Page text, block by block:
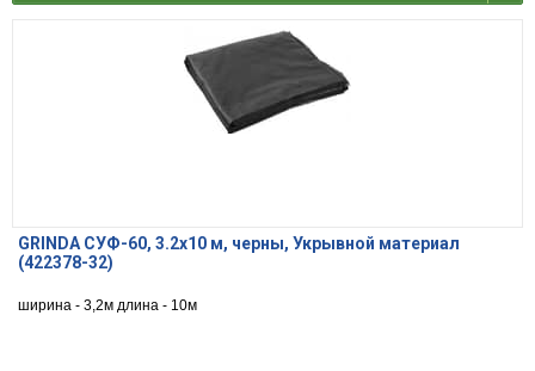
GRINDA СУФ-60, 3.2x10 м, черны, Укрывной материал
(422378-32)
ширина - 3,2м длина - 10м